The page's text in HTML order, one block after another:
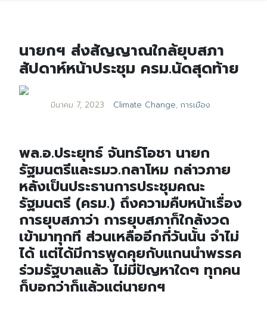
นายกฯ ส่งสัญญาณใกล้ยุบสภา
สัปดาห์หน้าประชุม ครม.นัดสุดท้าย
มีนาคม 7, 2023 Climate Change, การเมือง
พล.อ.ประยุทธ์ จันทร์โอชา นายก
รัฐมนตรีและรมว.กลาโหม กล่าวภาย
หลังเป็นประธานการประชุมคณะ
รัฐมนตรี (ครม.) ถึงความคืบหน้าเรื่อง
การยุบสภาว่า การยุบสภาก็ใกล้งวด
เข้ามาทุกที ส่วนเหลืออีกกี่วันนั้น จำไม่
ได้ แต่ได้มีการพูดคุยกับแกนนำพรรค
ร่วมรัฐบาลแล้ว ไม่มีปัญหาใดๆ ทุกคน
ก็บอกว่าก็แล้วแต่นายกฯ